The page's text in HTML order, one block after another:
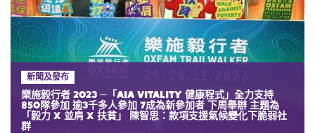
新聞及發布
樂施毅行者 2023 ─「AIA Vitality 健康程式」全力支持
850隊參加 逾3千多人參加 7成為新參加者 下周舉辦 主題為
「毅力 x 並肩 x 扶貧」 陳智思：款項支援氣候變化下脆弱社
群